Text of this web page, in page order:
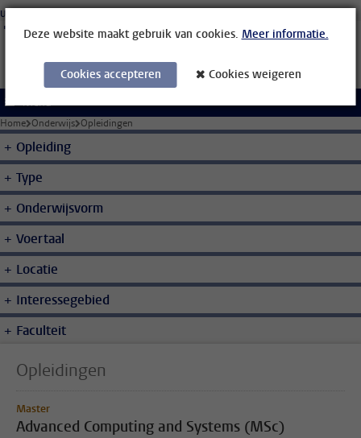
Universiteit Leiden
Menu
Home Onderwijs Opleidingen
Opleiding
Type
Onderwijsvorm
Voertaal
Locatie
Interessegebied
Faculteit
Opleidingen
Master
Advanced Computing and Systems (MSc)
Deze website maakt gebruik van cookies. Meer informatie.
Cookies accepteren Cookies weigeren